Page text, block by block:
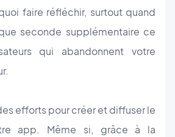
faire réfléchir, surtout quand
seconde supplémentaire ce
qui abandonnent votre
efforts pour créer et diffuser le
app. Même si, grâce à la